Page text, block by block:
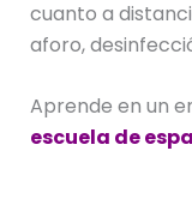
cuanto a
aforo,
Aprende en un
escuela de